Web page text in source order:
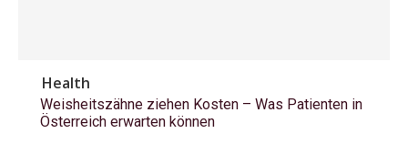
Health
Weisheitszähne ziehen Kosten – Was Patienten in
Österreich erwarten können